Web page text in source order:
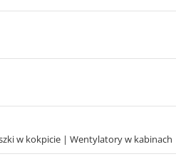
w kokpicie | Wentylatory w kabinach